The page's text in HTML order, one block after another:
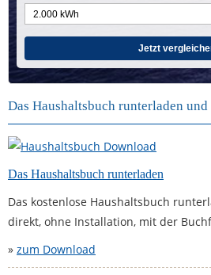
Jetzt
Das Haushaltsbuch runterladen
Das Haushaltsbuch runterladen
Das kostenlose Haushaltsbuch
direkt, ohne Installation, mit der
» zum Download